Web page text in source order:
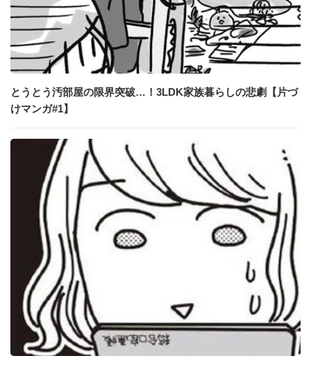
とうとう汚部屋の限界突破…！3LDK家族暮らしの悲劇【片づ
けマンガ#1】